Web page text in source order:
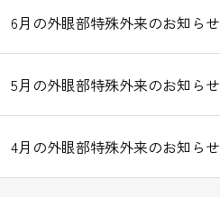
6月の外眼部特殊外来のお知らせ
5月の外眼部特殊外来のお知らせ
4月の外眼部特殊外来のお知らせ